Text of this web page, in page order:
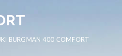
BURGMAN 400 COMFORT